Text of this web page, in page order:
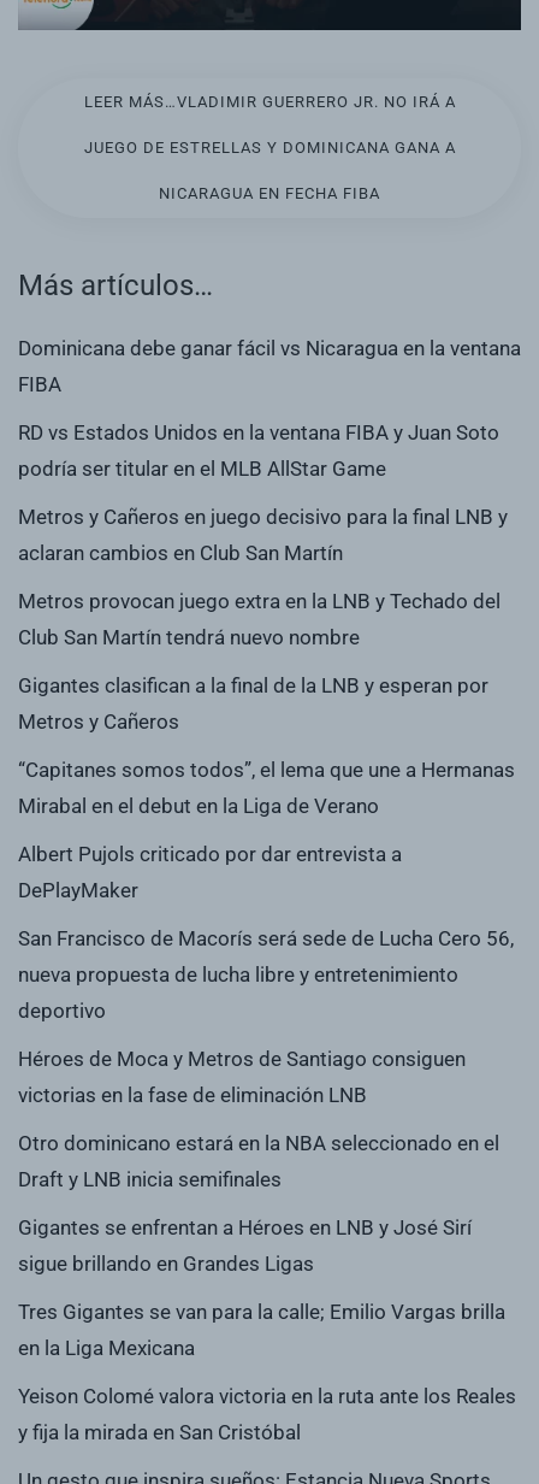
LEER MÁS…VLADIMIR GUERRERO JR. NO IRÁ A
JUEGO DE ESTRELLAS Y DOMINICANA GANA A
NICARAGUA EN FECHA FIBA
Más artículos…
Dominicana debe ganar fácil vs Nicaragua en la ventana
FIBA
RD vs Estados Unidos en la ventana FIBA y Juan Soto
podría ser titular en el MLB AllStar Game
Metros y Cañeros en juego decisivo para la final LNB y
aclaran cambios en Club San Martín
Metros provocan juego extra en la LNB y Techado del
Club San Martín tendrá nuevo nombre
Gigantes clasifican a la final de la LNB y esperan por
Metros y Cañeros
“Capitanes somos todos”, el lema que une a Hermanas
Mirabal en el debut en la Liga de Verano
Albert Pujols criticado por dar entrevista a
DePlayMaker
San Francisco de Macorís será sede de Lucha Cero 56,
nueva propuesta de lucha libre y entretenimiento
deportivo
Héroes de Moca y Metros de Santiago consiguen
victorias en la fase de eliminación LNB
Otro dominicano estará en la NBA seleccionado en el
Draft y LNB inicia semifinales
Gigantes se enfrentan a Héroes en LNB y José Sirí
sigue brillando en Grandes Ligas
Tres Gigantes se van para la calle; Emilio Vargas brilla
en la Liga Mexicana
Yeison Colomé valora victoria en la ruta ante los Reales
y fija la mirada en San Cristóbal